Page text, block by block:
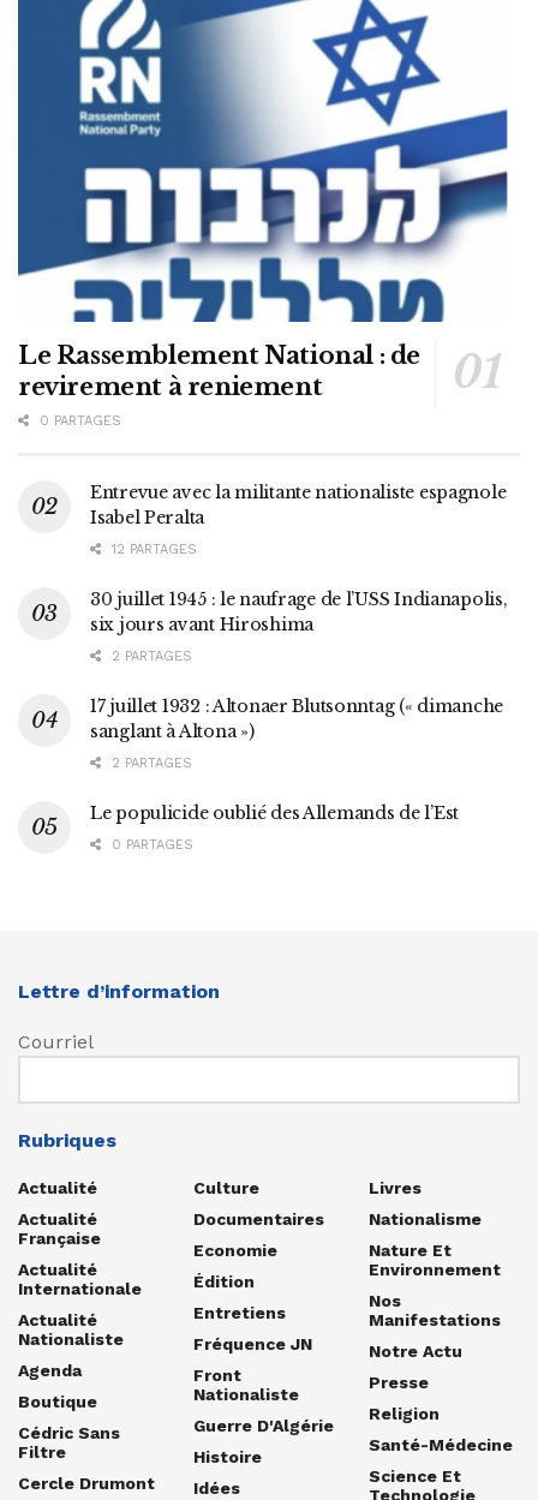
Le Rassemblement National : de
revirement à reniement
0 PARTAGES
Entrevue avec la militante nationaliste espagnole
Isabel Peralta
12 PARTAGES
30 juillet 1945 : le naufrage de l’USS Indianapolis,
six jours avant Hiroshima
2 PARTAGES
17 juillet 1932 : Altonaer Blutsonntag (« dimanche
sanglant à Altona »)
2 PARTAGES
Le populicide oublié des Allemands de l’Est
0 PARTAGES
Lettre d’information
Courriel
Rubriques
Actualité
Actualité
Française
Actualité
Internationale
Actualité
Nationaliste
Agenda
Boutique
Cédric Sans
Filtre
Cercle Drumont
Culture
Documentaires
Economie
Édition
Entretiens
Fréquence JN
Front
Nationaliste
Guerre D'Algérie
Histoire
Idées
Livres
Nationalisme
Nature Et
Environnement
Nos
Manifestations
Notre Actu
Presse
Religion
Santé-Médecine
Science Et
Technologie